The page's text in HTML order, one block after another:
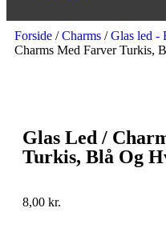
Forside /Charms /Glas led -
Charms Med Farver Turkis,
Glas Led /
Turkis, Blå Og
8,00 kr.